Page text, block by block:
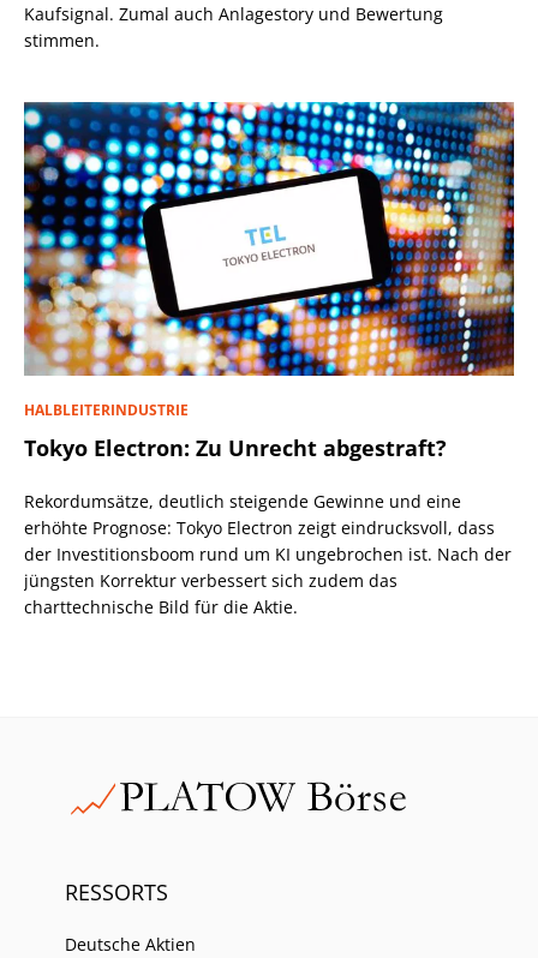
Kaufsignal. Zumal auch Anlagestory und Bewertung
stimmen.
HALBLEITERINDUSTRIE
Tokyo Electron: Zu Unrecht abgestraft?
Rekordumsätze, deutlich steigende Gewinne und eine
erhöhte Prognose: Tokyo Electron zeigt eindrucksvoll, dass
der Investitionsboom rund um KI ungebrochen ist. Nach der
jüngsten Korrektur verbessert sich zudem das
charttechnische Bild für die Aktie.
RESSORTS
Deutsche Aktien